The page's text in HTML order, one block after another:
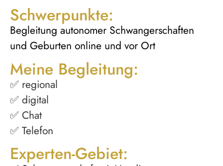
Schwerpunkte:
Begleitung autonomer Schwangerschaften
und Geburten online und vor Ort
Meine Begleitung:
✅ regional
✅ digital
✅ Chat
✅ Telefon
Experten-Gebiet: